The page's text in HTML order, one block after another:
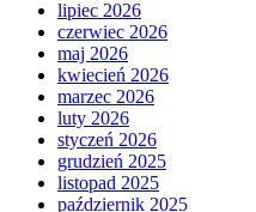
lipiec 2026
czerwiec 2026
maj 2026
kwiecień 2026
marzec 2026
luty 2026
styczeń 2026
grudzień 2025
listopad 2025
październik 2025